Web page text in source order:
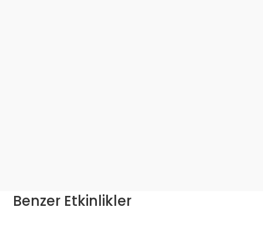
Benzer Etkinlikler